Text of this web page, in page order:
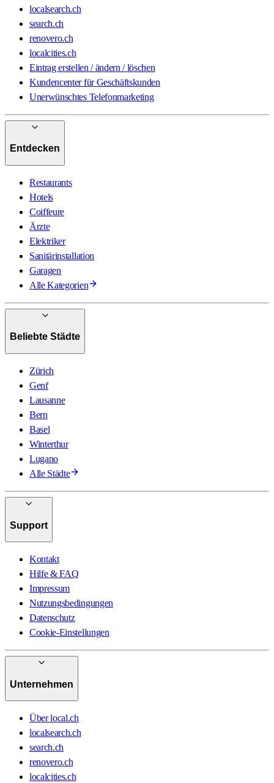
localsearch.ch
search.ch
renovero.ch
localcities.ch
Eintrag erstellen / ändern / löschen
Kundencenter für Geschäftskunden
Unerwünschtes Telefonmarketing
Entdecken
Restaurants
Hotels
Coiffeure
Ärzte
Elektriker
Sanitärinstallation
Garagen
Alle Kategorien
Beliebte Städte
Zürich
Genf
Lausanne
Bern
Basel
Winterthur
Lugano
Alle Städte
Support
Kontakt
Hilfe & FAQ
Impressum
Nutzungsbedingungen
Datenschutz
Cookie-Einstellungen
Unternehmen
Über local.ch
localsearch.ch
search.ch
renovero.ch
localcities.ch